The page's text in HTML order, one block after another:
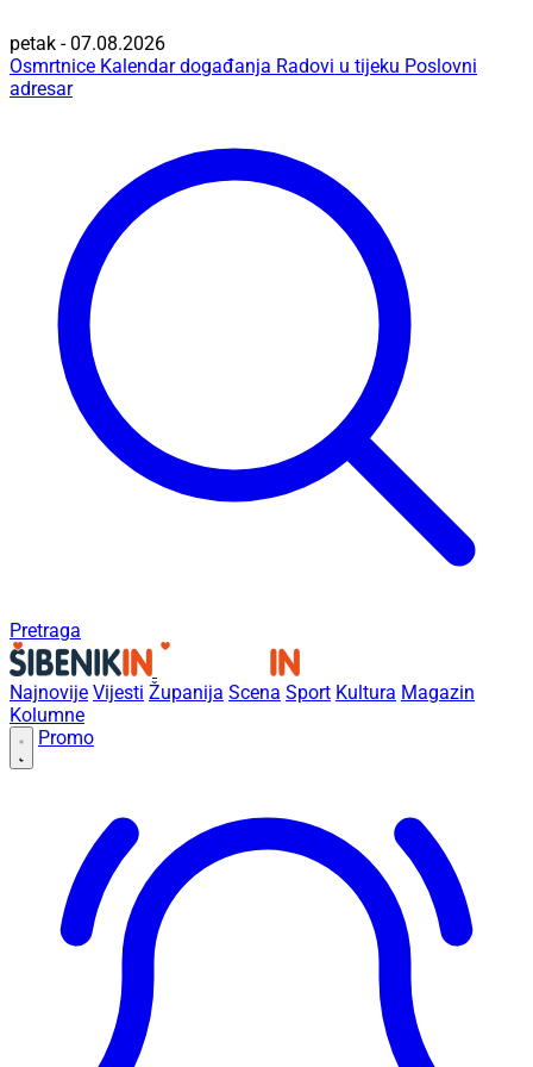
petak - 07.08.2026
Osmrtnice Kalendar događanja Radovi u tijeku Poslovni
adresar
Pretraga
Najnovije Vijesti Županija Scena Sport Kultura Magazin
Kolumne
Promo